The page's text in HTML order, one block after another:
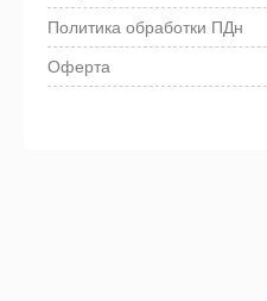
Политика обработки ПДн
Оферта